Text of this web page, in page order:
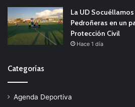
La UD
Pedroñeras en un
Protección Civil
Hace 1 día
Categorías
Agenda Deportiva